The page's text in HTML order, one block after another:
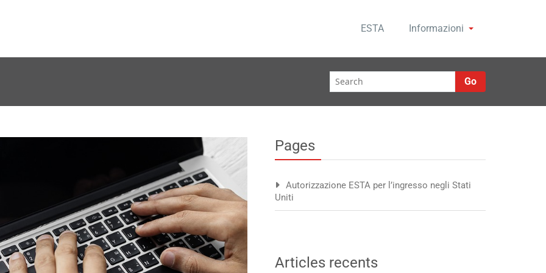
ESTA Informazioni
Go
Pages
Autorizzazione ESTA per l’ingresso negli Stati
Uniti
Articles recents